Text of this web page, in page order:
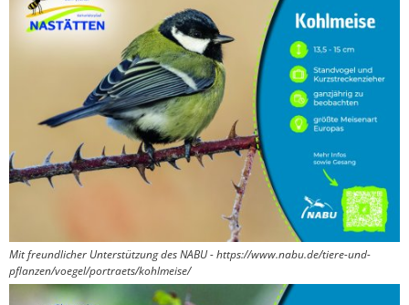
Mit freundlicher Unterstützung des NABU - https://www.nabu.de/tiere-und-
pflanzen/voegel/portraets/kohlmeise/